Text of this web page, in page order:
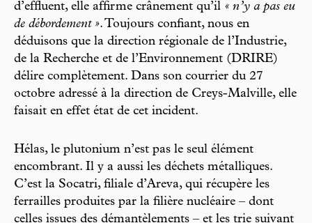
d’effluent, elle affirme crânement qu’il « n’y a pas eu
de débordement ». Toujours confiant, nous en
déduisons que la direction régionale de l’Industrie,
de la Recherche et de l’Environnement (DRIRE)
délire complètement. Dans son courrier du 27
octobre adressé à la direction de Creys-Malville, elle
faisait en effet état de cet incident.
Hélas, le plutonium n’est pas le seul élément
encombrant. Il y a aussi les déchets métalliques.
C’est la Socatri, filiale d’Areva, qui récupère les
ferrailles produites par la filière nucléaire – dont
celles issues des démantèlements – et les trie suivant